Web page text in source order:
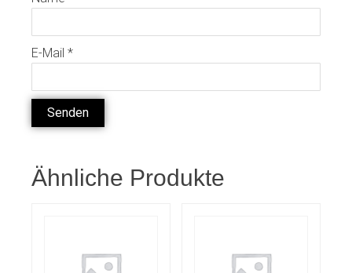
E-Mail *
Ähnliche Produkte